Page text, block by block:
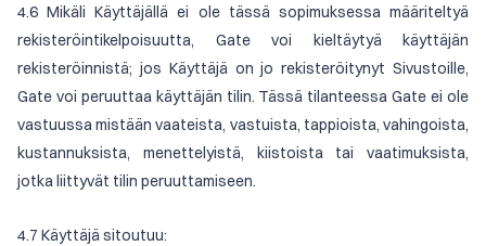
4.6 Mikäli Käyttäjällä ei ole tässä sopimuksessa määriteltyä
rekisteröintikelpoisuutta, Gate voi kieltäytyä käyttäjän
rekisteröinnistä; jos Käyttäjä on jo rekisteröitynyt Sivustoille,
Gate voi peruuttaa käyttäjän tilin. Tässä tilanteessa Gate ei ole
vastuussa mistään vaateista, vastuista, tappioista, vahingoista,
kustannuksista, menettelyistä, kiistoista tai vaatimuksista,
jotka liittyvät tilin peruuttamiseen.
4.7 Käyttäjä sitoutuu: